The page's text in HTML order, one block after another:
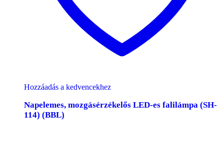
Hozzáadás a kedvencekhez
Napelemes, mozgásérzékelős LED-es falilámpa (SH-
114) (BBL)